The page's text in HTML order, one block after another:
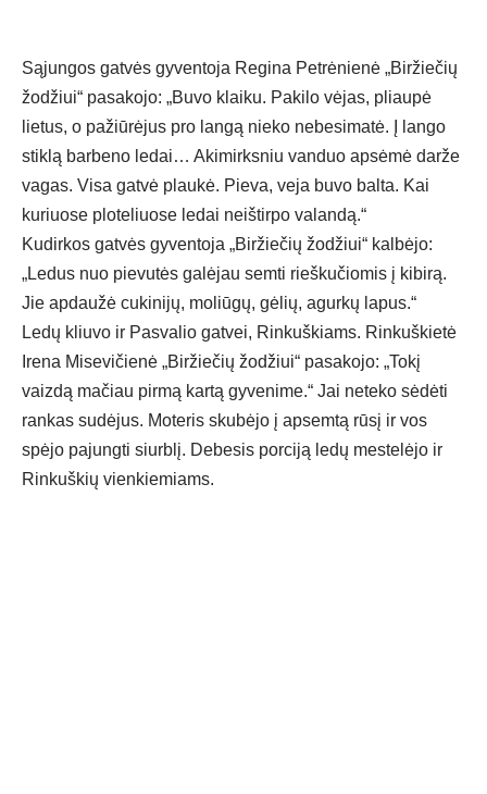
Sąjungos gatvės gyventoja Regina Petrėnienė „Biržiečių
žodžiui“ pasakojo: „Buvo klaiku. Pakilo vėjas, pliaupė
lietus, o pažiūrėjus pro langą nieko nebesimatė. Į lango
stiklą barbeno ledai… Akimirksniu vanduo apsėmė darže
vagas. Visa gatvė plaukė. Pieva, veja buvo balta. Kai
kuriuose ploteliuose ledai neištirpo valandą.“
Kudirkos gatvės gyventoja „Biržiečių žodžiui“ kalbėjo:
„Ledus nuo pievutės galėjau semti rieškučiomis į kibirą.
Jie apdaužė cukinijų, moliūgų, gėlių, agurkų lapus.“
Ledų kliuvo ir Pasvalio gatvei, Rinkuškiams. Rinkuškietė
Irena Misevičienė „Biržiečių žodžiui“ pasakojo: „Tokį
vaizdą mačiau pirmą kartą gyvenime.“ Jai neteko sėdėti
rankas sudėjus. Moteris skubėjo į apsemtą rūsį ir vos
spėjo pajungti siurblį. Debesis porciją ledų mestelėjo ir
Rinkuškių vienkiemiams.